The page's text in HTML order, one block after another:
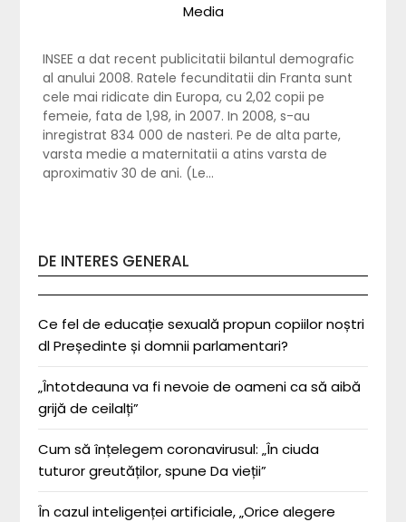
Media
INSEE a dat recent publicitatii bilantul demografic
al anului 2008. Ratele fecunditatii din Franta sunt
cele mai ridicate din Europa, cu 2,02 copii pe
femeie, fata de 1,98, in 2007. In 2008, s-au
inregistrat 834 000 de nasteri. Pe de alta parte,
varsta medie a maternitatii a atins varsta de
aproximativ 30 de ani. (Le…
DE INTERES GENERAL
Ce fel de educație sexuală propun copiilor noștri
dl Președinte și domnii parlamentari?
„Întotdeauna va fi nevoie de oameni ca să aibă
grijă de ceilalți”
Cum să înțelegem coronavirusul: „În ciuda
tuturor greutăților, spune Da vieții”
În cazul inteligenței artificiale, „Orice alegere